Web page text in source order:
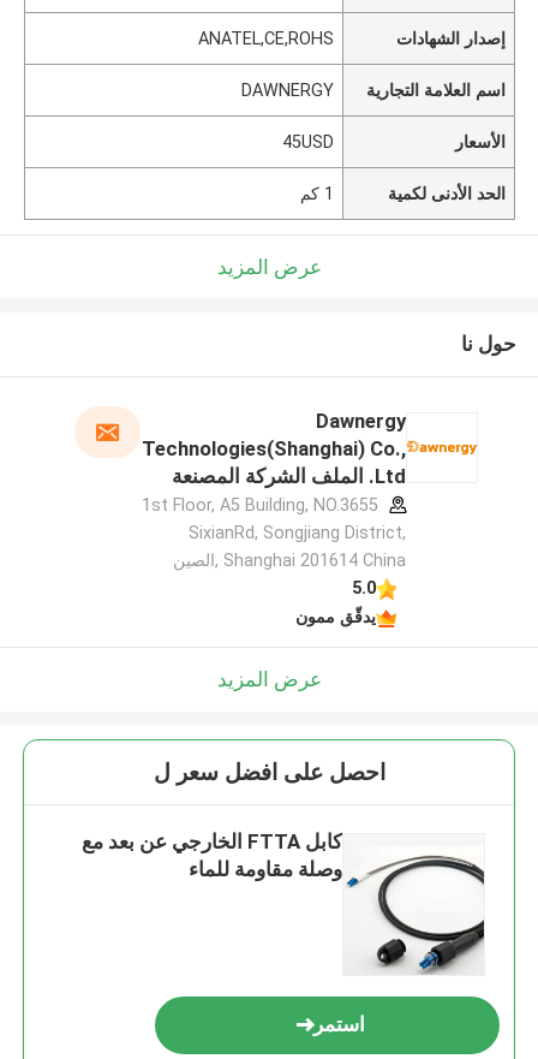
إصدار الشهادات ANATEL,CE,ROHS
اسم العلامة التجارية DAWNERGY
الأسعار 45USD
الحد الأدنى لكمية 1 كم
عرض المزيد
حول نا
Dawnergy
Technologies(Shanghai) Co.,
Ltd. الملف الشركة المصنعة
1st Floor, A5 Building, NO.3655
SixianRd, Songjiang District,
Shanghai 201614 China ,الصين
5.0
يدقّق ممون
عرض المزيد
احصل على افضل سعر ل
كابل FTTA الخارجي عن بعد مع
وصلة مقاومة للماء
استمر